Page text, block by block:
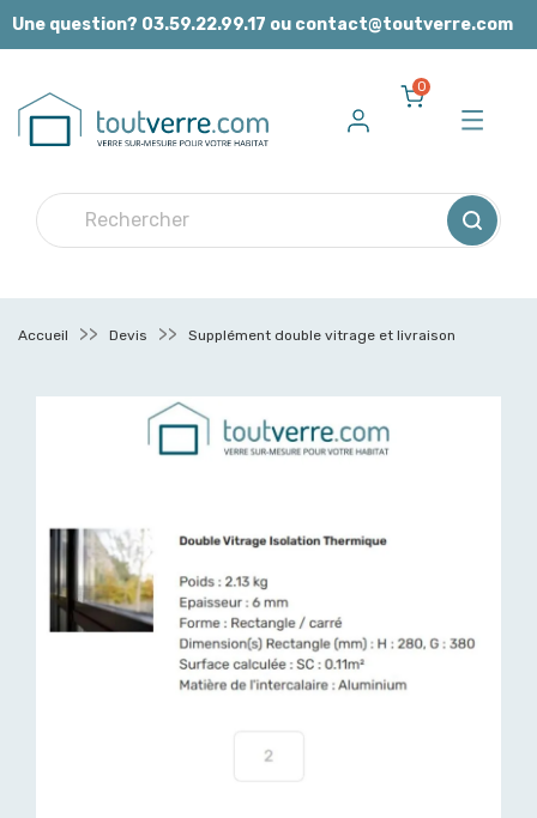
Panneau de gestion des cookies
Une question? 03.59.22.99.17 ou contact@toutverre.com
0
Accueil Devis Supplément double vitrage et livraison